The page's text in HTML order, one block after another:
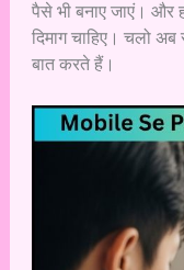
पैसे भी बनाए जाएं। और
दिमाग चाहिए। चलो
बात करते हैं।